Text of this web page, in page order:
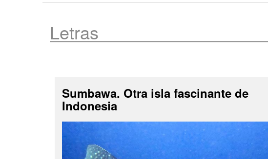
Letras
Sumbawa. Otra isla fascinante de
Indonesia